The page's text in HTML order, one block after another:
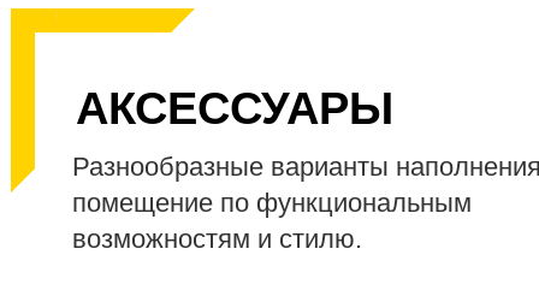
АКСЕССУАРЫ
Разнообразные варианты
помещение по функциональным
возможностям и стилю.